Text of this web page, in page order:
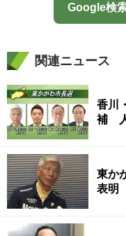
Google検
関連ニュース
香川
補 人
東か
表明